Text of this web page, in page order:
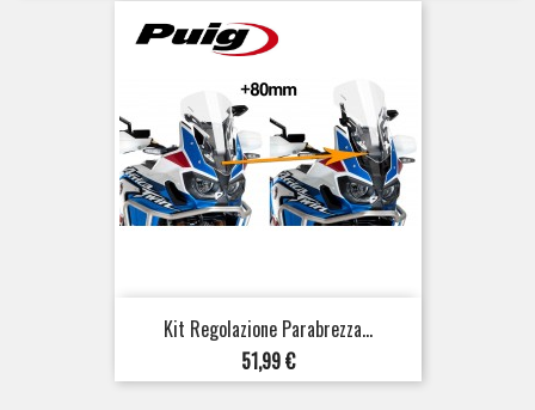
Kit Regolazione Parabrezza...
Prezzo
51,99 €